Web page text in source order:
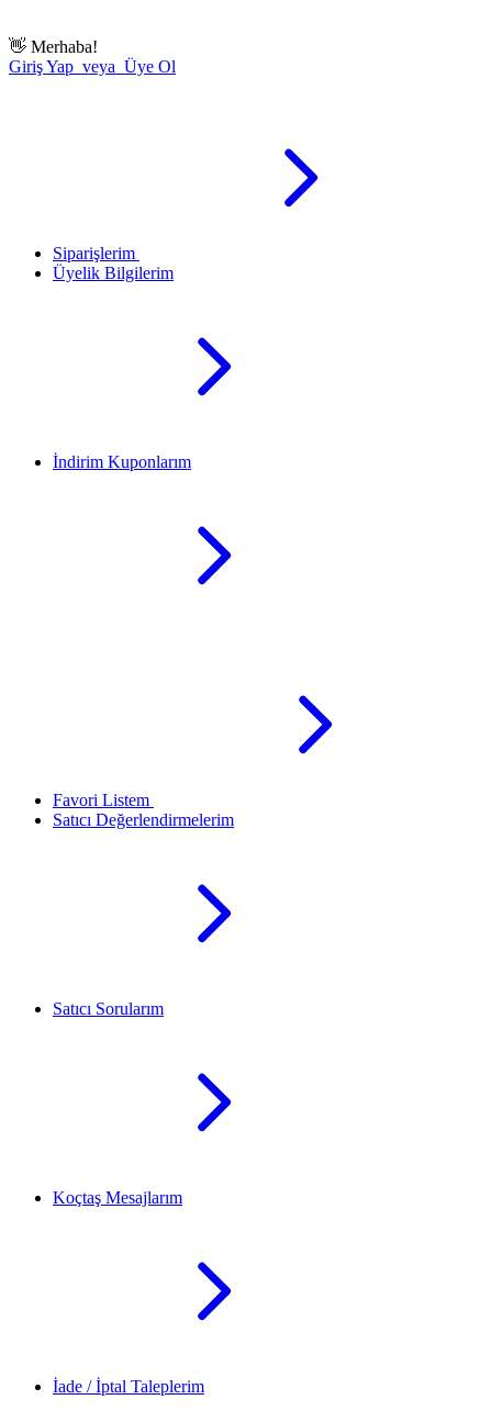
👋 Merhaba!
Giriş Yap veya Üye Ol
Siparişlerim
Üyelik Bilgilerim
İndirim Kuponlarım
Favori Listem
Satıcı Değerlendirmelerim
Satıcı Sorularım
Koçtaş Mesajlarım
İade / İptal Taleplerim